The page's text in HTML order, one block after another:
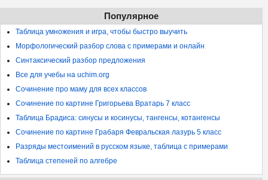
Популярное
Таблица умножения и игра, чтобы быстро выучить
Морфологический разбор слова с примерами и онлайн
Синтаксический разбор предложения
Все для учебы на uchim.org
Сочинение про маму для всех классов
Сочинение по картине Григорьева Вратарь 7 класс
Таблица Брадиса: синусы и косинусы, тангенсы, котангенсы
Сочинение по картине Грабаря Февральская лазурь 5 класс
Разряды местоимений в русском языке, таблица с примерами
Таблица степеней по алгебре